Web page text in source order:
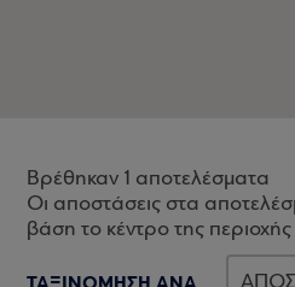
Βρέθηκαν 1 αποτελέσματα
Οι αποστάσεις στα
βάση το κέντρο της